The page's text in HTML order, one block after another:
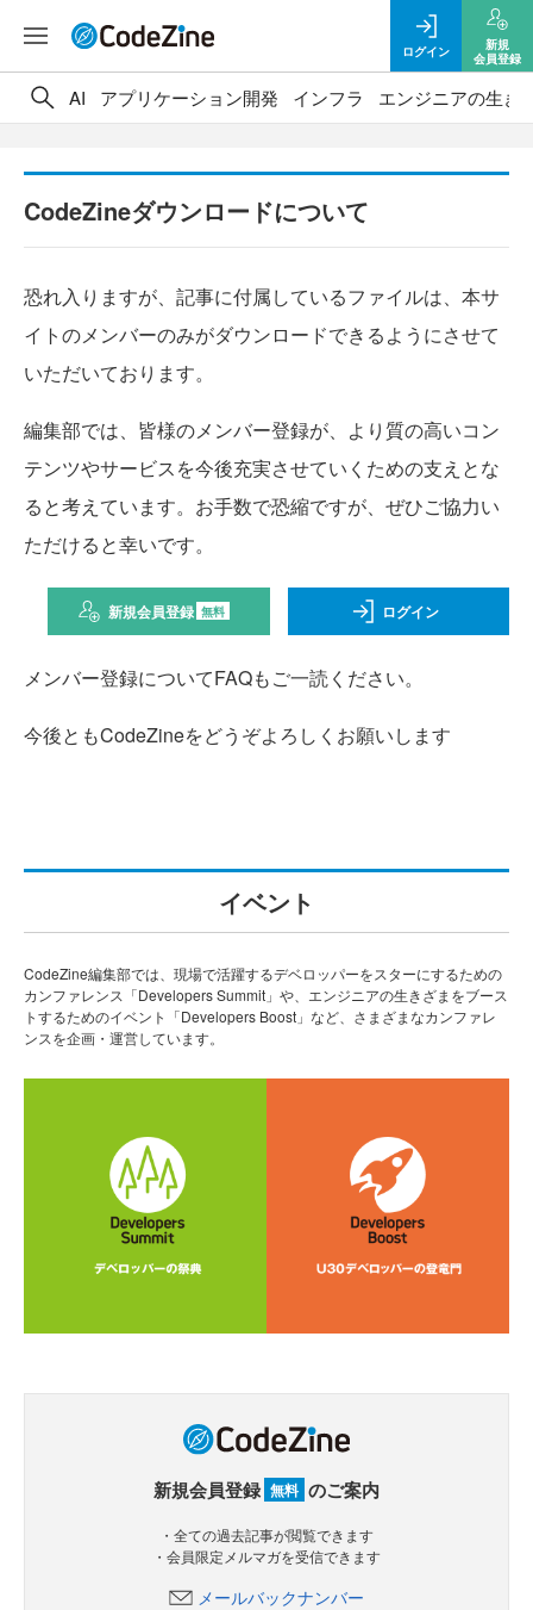
ログイン
新規
会員登録
AI アプリケーション開発 インフラ エンジニアの生き
CodeZineダウンロードについて
恐れ入りますが、記事に付属しているファイルは、本サ
イトのメンバーのみがダウンロードできるようにさせて
いただいております。
編集部では、皆様のメンバー登録が、より質の高いコン
テンツやサービスを今後充実させていくための支えとな
ると考えています。お手数で恐縮ですが、ぜひご協力い
ただけると幸いです。
新規会員登録 無料 ログイン
メンバー登録についてFAQもご一読ください。
今後ともCodeZineをどうぞよろしくお願いします
イベント
CodeZine編集部では、現場で活躍するデベロッパーをスターにするための
カンファレンス「Developers Summit」や、エンジニアの生きざまをブース
トするためのイベント「Developers Boost」など、さまざまなカンファレ
ンスを企画・運営しています。
新規会員登録 無料 のご案内
・全ての過去記事が閲覧できます
・会員限定メルマガを受信できます
メールバックナンバー